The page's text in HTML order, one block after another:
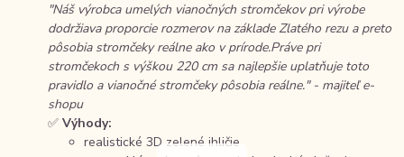
"Náš výrobca umelých vianočných stromčekov pri výrobe
dodržiava proporcie rozmerov na základe Zlatého rezu a preto
pôsobia stromčeky reálne ako v prírode.Práve pri
stromčekoch s výškou 220 cm sa najlepšie uplatňuje toto
pravidlo a vianočné stromčeky pôsobia reálne." - majiteľ e-
shopu
✅Výhody:
realistické 3D zelené ihličie